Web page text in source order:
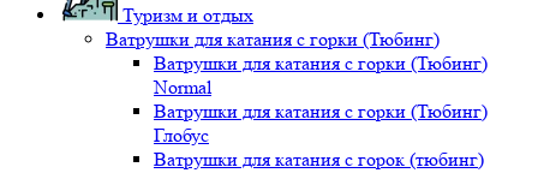
Туризм и отдых
Ватрушки для катания с горки (Тюбинг)
Ватрушки для катания с горки (Тюбинг)
Normal
Ватрушки для катания с горки (Тюбинг)
Глобус
Ватрушки для катания с горок (тюбинг)